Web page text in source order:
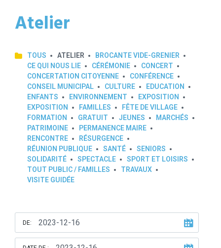
Atelier
TOUS ATELIER
BROCANTE VIDE-GRENIER
CE QUI NOUS LIE
CÉRÉMONIE
CONCERT
CONCERTATION CITOYENNE
CONFÉRENCE
CONSEIL MUNICIPAL
CULTURE
EDUCATION
ENFANTS
ENVIRONNEMENT
EXPOSITION
EXPOSITION
FAMILLES
FÊTE DE VILLAGE
FORMATION
GRATUIT JEUNES
MARCHÉS
PATRIMOINE
PERMANENCE MAIRE
RENCONTRE
RÉSURGENCE
RÉUNION PUBLIQUE
SANTÉ
SENIORS
SOLIDARITÉ
SPECTACLE
SPORT ET LOISIRS
TOUT PUBLIC / FAMILLES
TRAVAUX
VISITE GUIDÉE
DE: